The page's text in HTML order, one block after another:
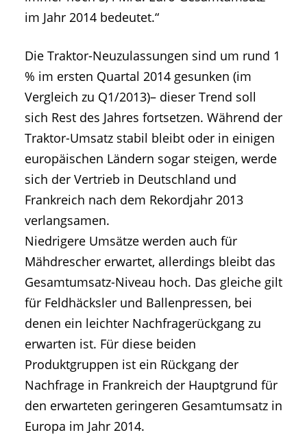
im Jahr 2014 bedeutet.“
Die Traktor-Neuzulassungen sind um rund 1
% im ersten Quartal 2014 gesunken (im
Vergleich zu Q1/2013)– dieser Trend soll
sich Rest des Jahres fortsetzen. Während der
Traktor-Umsatz stabil bleibt oder in einigen
europäischen Ländern sogar steigen, werde
sich der Vertrieb in Deutschland und
Frankreich nach dem Rekordjahr 2013
verlangsamen.
Niedrigere Umsätze werden auch für
Mähdrescher erwartet, allerdings bleibt das
Gesamtumsatz-Niveau hoch. Das gleiche gilt
für Feldhäcksler und Ballenpressen, bei
denen ein leichter Nachfragerückgang zu
erwarten ist. Für diese beiden
Produktgruppen ist ein Rückgang der
Nachfrage in Frankreich der Hauptgrund für
den erwarteten geringeren Gesamtumsatz in
Europa im Jahr 2014.